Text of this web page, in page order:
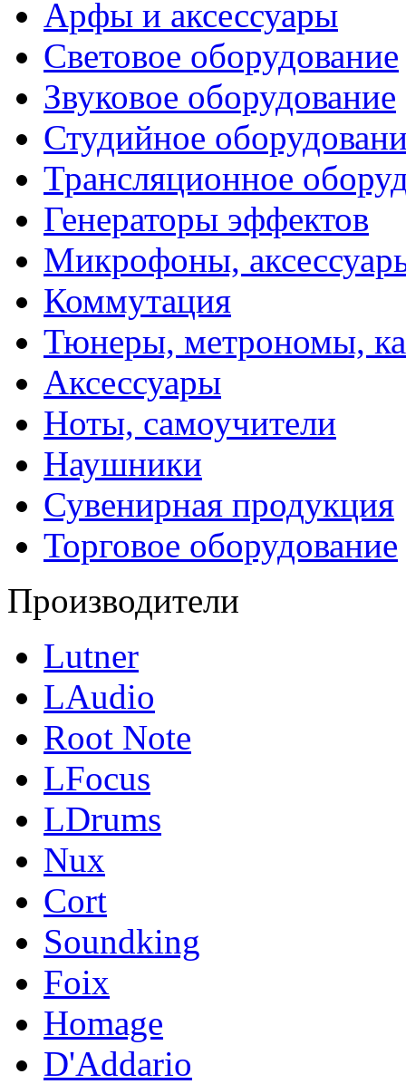
Арфы и аксессуары
Световое оборудование
Звуковое оборудование
Студийное
Трансляционное
Генераторы эффектов
Микрофоны,
Коммутация
Тюнеры, метрономы,
Аксессуары
Ноты, самоучители
Наушники
Сувенирная продукция
Торговое оборудование
Производители
Lutner
LAudio
Root Note
LFocus
LDrums
Nux
Cort
Soundking
Foix
Homage
D'Addario